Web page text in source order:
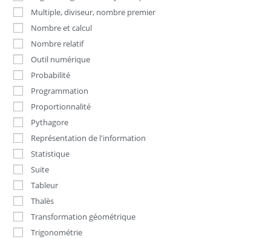
Multiple, diviseur, nombre premier
Nombre et calcul
Nombre relatif
Outil numérique
Probabilité
Programmation
Proportionnalité
Pythagore
Représentation de l'information
Statistique
Suite
Tableur
Thalès
Transformation géométrique
Trigonométrie